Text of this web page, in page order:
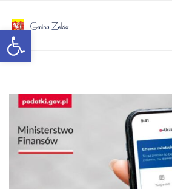
Otwórz pasek narzędzi